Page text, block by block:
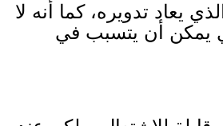
يعاد تدويره، كما أنه لا
يمكن أن يتسبب في